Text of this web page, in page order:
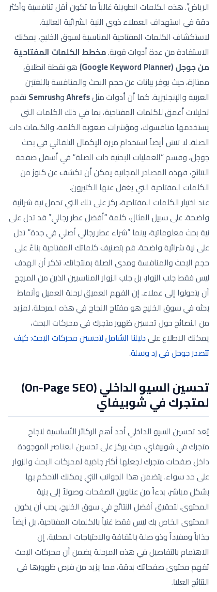
الرياض”. هذه الكلمات الطويلة غالباً ما تكون أقل تنافسية وأكثر
دقة في استهداف العملاء ذوي النية الشرائية العالية.
لاستكشاف الكلمات المفتاحية المناسبة لسوق الخليج، يمكنك
الاستفادة من عدة أدوات قوية.مخطط الكلمات المفتاحية
من جوجل (Google Keyword Planner)
هو نقطة انطلاق
ممتازة، حيث يوفر بيانات عن حجم البحث والمنافسة باللغتين
العربية والإنجليزية. كما أن أدوات مثلAhrefsوSemrush تقدم
تحليلات أعمق للكلمات المفتاحية، بما في ذلك الكلمات التي
يستخدمها منافسوك، ومؤشرات صعوبة الكلمة، والكلمات ذات
الصلة. لا تنسَ أيضاً استخدام ميزة الإكمال التلقائي في بحث
جوجل، وقسم “العمليات البحثية ذات الصلة” في أسفل صفحة
النتائج، فهذه المصادر المجانية يمكن أن تكشف عن كنوز من
الكلمات المفتاحية التي يغفل عنها الكثيرون.
عند اختيار الكلمات المفتاحية، ركز على تلك التي تحمل نية شرائية
واضحة. على سبيل المثال، كلمة “أفضل عطر رجالي” قد تدل على
نية بحث معلوماتية، بينما “شراء عطر رجالي أصلي في جدة” تدل
على نية شرائية واضحة. قم بتصنيف كلماتك المفتاحية بناءً على
حجم البحث والمنافسة ومدى الصلة بمنتجاتك. تذكر أن الهدف
ليس فقط جلب الزوار، بل جلب الزوار المناسبين الذين من المرجح
أن يتحولوا إلى عملاء. إن الفهم العميق لرحلة العميل وأنماط
بحثه في سوق الخليج هو مفتاح النجاح في هذه المرحلة. لمزيد
من النصائح حول تحسين ظهور متجرك في محركات البحث،
يمكنك الاطلاع علىدليلنا الشامل لتحسين محركات البحث: كيف
تتصدر جوجل في زد وسلة.
تحسين السيو الداخلي (On-Page SEO)
لمتجرك في شوبيفاي
يُعد تحسين السيو الداخلي أحد أهم الركائز الأساسية لنجاح
متجرك في شوبيفاي، حيث يركز على تحسين العناصر الموجودة
داخل صفحات متجرك لجعلها أكثر جاذبية لمحركات البحث والزوار
على حد سواء. يتضمن هذا الجوانب التي يمكنك التحكم بها
بشكل مباشر، بدءاً من عناوين الصفحات وصولاً إلى بنية
المحتوى. لتحقيق أفضل النتائج في سوق الخليج، يجب أن يكون
المحتوى الخاص بك ليس فقط غنياً بالكلمات المفتاحية، بل أيضاً
جذاباً ومفيداً وذو صلة بالثقافة والاحتياجات المحلية. إن
الاهتمام بالتفاصيل في هذه المرحلة يضمن أن محركات البحث
تفهم محتوى صفحاتك بدقة، مما يزيد من فرص ظهورها في
النتائج العليا.